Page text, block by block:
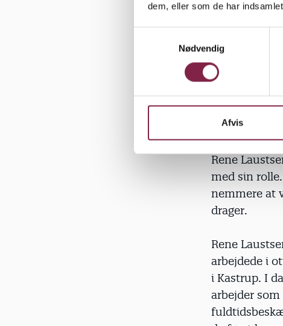
dem, eller som de har
v
Nødvendig
Afvis
"Vi skal
er," siger
børnene
"Husk, at I
overdøver
Rene
med sin
nemmere at
drager.
Rene
arbejdede i
i Kastrup. I
arbejder